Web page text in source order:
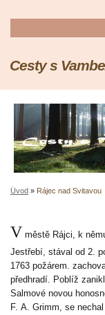
Cesty s
Úvod » Rájec nad Svitavou
V městě Rájci, k
Jestřebí, stával od 2.
1763 požárem.
předhradí. Poblíž
Salmové novou
F. A. Grimm, se